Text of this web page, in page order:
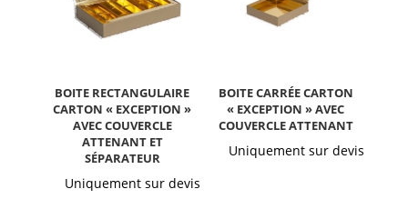
Boite rectangulaire
carton « Exception »
avec couvercle
attenant et
séparateur
Uniquement sur devis
Boite carrée carton
« Exception » avec
couvercle attenant
Uniquement sur devis